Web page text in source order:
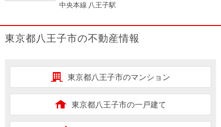
中央本線 八王子駅
東京都八王子市の不動産情報
東京都八王子市のマンション
東京都八王子市の一戸建て